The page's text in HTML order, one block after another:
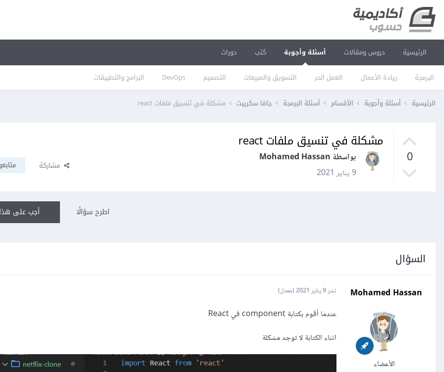
الرئيسية دروس ومقالات أسئلة وأجوبة
البرمجة ريادة الأعمال العمل الحر التسويق والمبيعات التصميم DevOps البرامج والتطبيقات
كتب دورات
الرئيسية أسئلة وأجوبة الأقسام أسئلة البرمجة جافا سكريبت مشكلة في تنسيق ملفات react
0
مشكلة في تنسيق ملفات react
بواسطة Mohamed Hassan
9 يناير 2021
مشاركة
أجب على اطرح سؤالًا
السؤال
Mohamed Hassan
الأعضاء
نشر9 يناير 2021 (معدل)
عندما أقوم بكتابة component في React
اثناء الكتابة لا توجد مشكلة